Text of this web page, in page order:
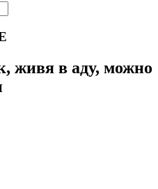
живя в аду, можно